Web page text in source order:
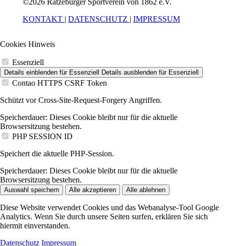
©2026 Ratzeburger Sportverein von 1862 e.V.
KONTAKT | DATENSCHUTZ | IMPRESSUM
Cookies Hinweis
Essenziell
Details einblenden für Essenziell Details ausblenden für Essenziell
Contao HTTPS CSRF Token
Schützt vor Cross-Site-Request-Forgery Angriffen.
Speicherdauer: Dieses Cookie bleibt nur für die aktuelle
Browsersitzung bestehen.
PHP SESSION ID
Speichert die aktuelle PHP-Session.
Speicherdauer: Dieses Cookie bleibt nur für die aktuelle
Browsersitzung bestehen.
Auswahl speichern Alle akzeptieren Alle ablehnen
Diese Website verwendet Cookies und das Webanalyse-Tool Google
Analytics. Wenn Sie durch unsere Seiten surfen, erklären Sie sich
hiermit einverstanden.
Datenschutz Impressum